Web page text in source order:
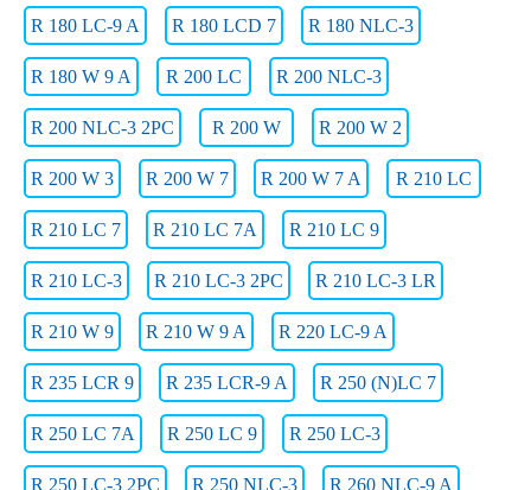
R 180 LC-9 A R 180 LCD 7 R 180 NLC-3
R 180 W 9 A R 200 LC R 200 NLC-3
R 200 NLC-3 2PC R 200 W R 200 W 2
R 200 W 3 R 200 W 7 R 200 W 7 A R 210 LC
R 210 LC 7 R 210 LC 7A R 210 LC 9
R 210 LC-3 R 210 LC-3 2PC R 210 LC-3 LR
R 210 W 9 R 210 W 9 A R 220 LC-9 A
R 235 LCR 9 R 235 LCR-9 A R 250 (N)LC 7
R 250 LC 7A R 250 LC 9 R 250 LC-3
R 250 LC-3 2PC R 250 NLC-3 R 260 NLC-9 A